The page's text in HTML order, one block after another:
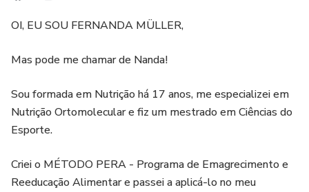
OI, EU SOU FERNANDA MÜLLER,
Mas pode me chamar de Nanda!
Sou formada em Nutrição há 17 anos, me especializei em
Nutrição Ortomolecular e fiz um mestrado em Ciências do
Esporte.
Criei o MÉTODO PERA - Programa de Emagrecimento e
Reeducação Alimentar e passei a aplicá-lo no meu